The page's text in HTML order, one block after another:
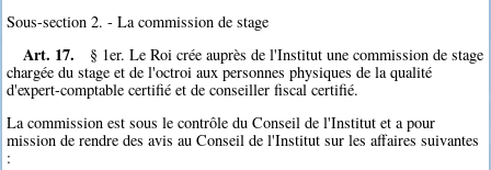
Sous-section 2. - La commission de stage
Art. 17.
§ 1er. Le Roi crée auprès de l'Institut une commission de stage
chargée du stage et de l'octroi aux personnes physiques de la qualité
d'expert-comptable certifié et de conseiller fiscal certifié.
La commission est sous le contrôle du Conseil de l'Institut et a pour
mission de rendre des avis au Conseil de l'Institut sur les affaires suivantes
: